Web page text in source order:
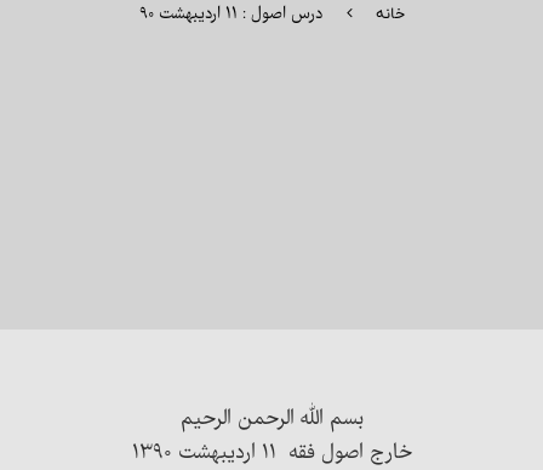
خانه درس اصول : ۱۱ اردیبهشت ۹۰
بسم الله الرحمن الرحیم
خارج اصول فقه ۱۱ اردیبهشت ۱۳۹۰